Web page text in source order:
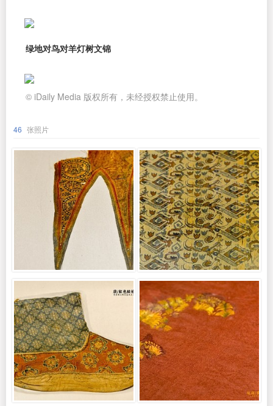
绿地对鸟对羊灯树文锦
© iDaily Media 版权所有，未经授权禁止使用。
46 张照片